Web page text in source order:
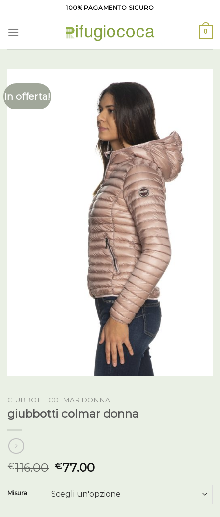
contenuti
100% PAGAMENTO SICURO
0
In offerta!
GIUBBOTTI COLMAR DONNA
giubbotti colmar donna
€116.00 €77.00
Misura